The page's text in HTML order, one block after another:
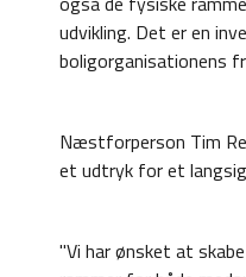
udvikling. Det er en
boligorganisationens
Næstforperson Tim
et udtryk for et
"Vi har ønsket at